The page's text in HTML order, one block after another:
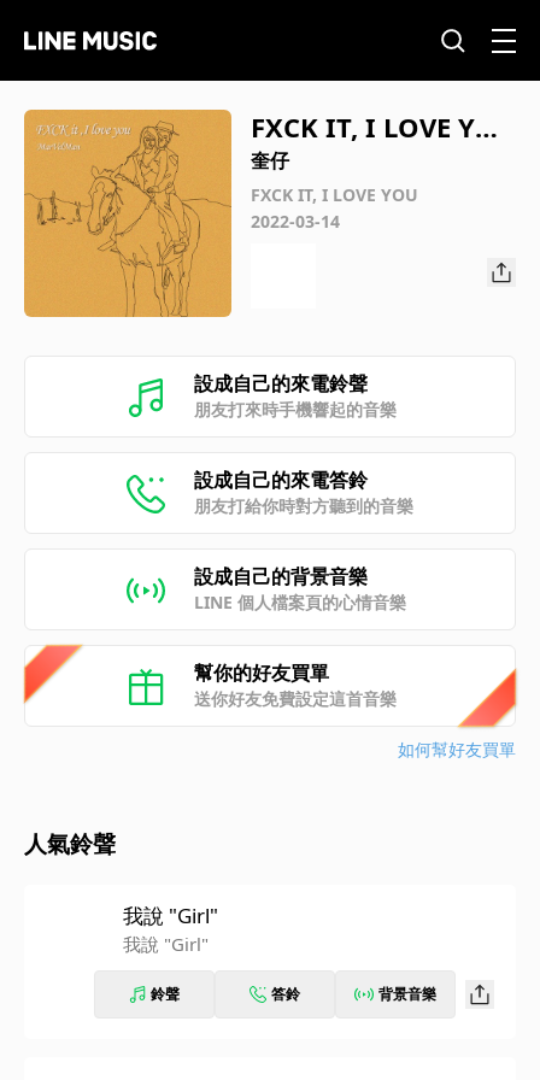
FXCK IT, I LOVE YO
U
奎仔
FXCK IT, I LOVE YOU
2022-03-14
設成自己的來電鈴聲
朋友打來時手機響起的音樂
設成自己的來電答鈴
朋友打給你時對方聽到的音樂
設成自己的背景音樂
LINE 個人檔案頁的心情音樂
幫你的好友買單
送你好友免費設定這首音樂
如何幫好友買單
人氣鈴聲
我說 "Girl"
我說 "Girl"
鈴聲 答鈴 背景音樂